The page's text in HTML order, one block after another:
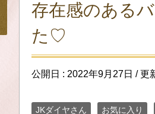
存在感のある
た♡
公開日 : 2022年9月27日 / 更
JKダイヤさん お気に入り